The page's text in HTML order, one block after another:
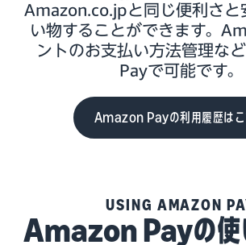
Amazon.co.jpと同じ便利さと
い物することができます。
ントのお支払い方法管理な
Payで可能です。
Amazon Payの利用履歴はこ
USING AMAZON
Amazon Payの使